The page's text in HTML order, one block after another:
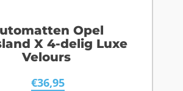
Opel
X 4-delig Luxe
Velours
€36,95